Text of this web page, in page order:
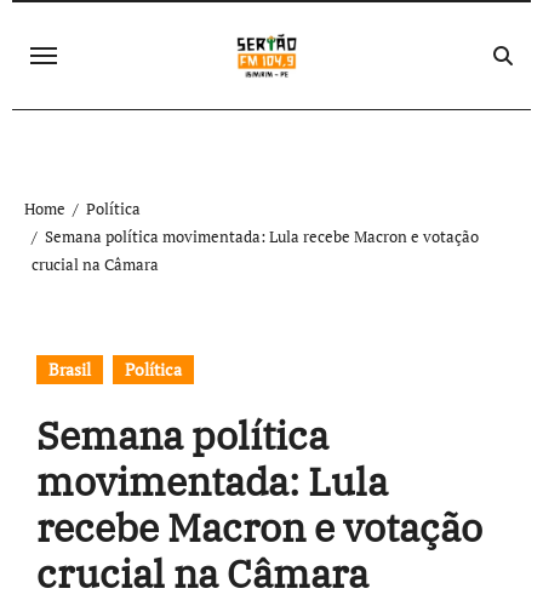
Home
Política
Semana política movimentada: Lula recebe Macron e votação
crucial na Câmara
Brasil Política
Semana política
movimentada: Lula
recebe Macron e votação
crucial na Câmara